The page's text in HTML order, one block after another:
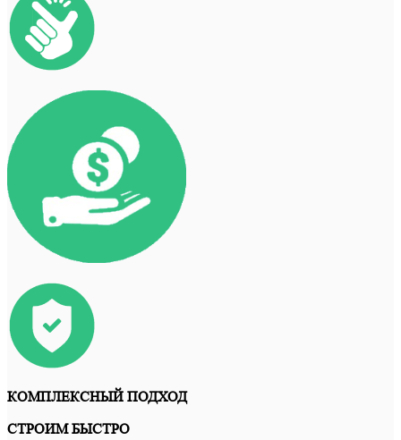
КОМПЛЕКСНЫЙ ПОДХОД
СТРОИМ БЫСТРО